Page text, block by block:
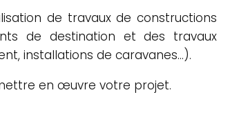
de travaux de constructions
de destination et des travaux
installations de caravanes…).
en œuvre votre projet.